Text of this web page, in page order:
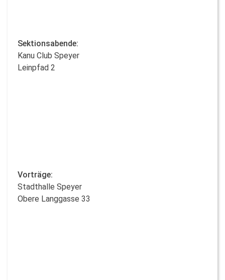
Sektionsabende:
Kanu Club Speyer
Leinpfad 2
Vorträge:
Stadthalle Speyer
Obere Langgasse 33